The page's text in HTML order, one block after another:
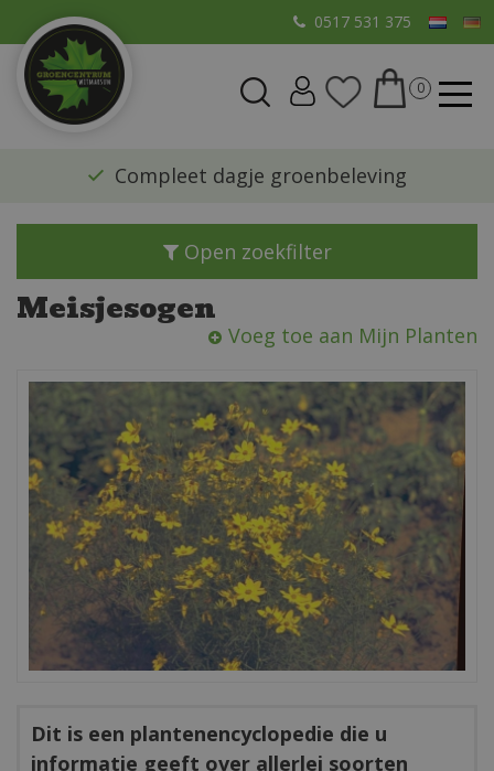
a
0517 531 375
​Compleet dagje groenbeleving
Open zoekfilter
Meisjesogen
Voeg toe aan Mijn Planten
Dit is een plantenencyclopedie die u
informatie geeft over allerlei soorten